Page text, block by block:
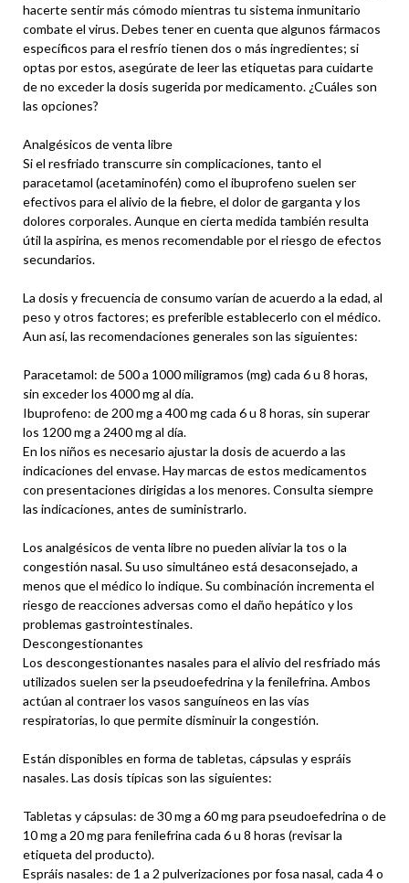
hacerte sentir más cómodo mientras tu sistema inmunitario
combate el virus. Debes tener en cuenta que algunos fármacos
específicos para el resfrío tienen dos o más ingredientes; si
optas por estos, asegúrate de leer las etiquetas para cuidarte
de no exceder la dosis sugerida por medicamento. ¿Cuáles son
las opciones?
Analgésicos de venta libre
Si el resfriado transcurre sin complicaciones, tanto el
paracetamol (acetaminofén) como el ibuprofeno suelen ser
efectivos para el alivio de la fiebre, el dolor de garganta y los
dolores corporales. Aunque en cierta medida también resulta
útil la aspirina, es menos recomendable por el riesgo de efectos
secundarios.
La dosis y frecuencia de consumo varían de acuerdo a la edad, al
peso y otros factores; es preferible establecerlo con el médico.
Aun así, las recomendaciones generales son las siguientes:
Paracetamol: de 500 a 1000 miligramos (mg) cada 6 u 8 horas,
sin exceder los 4000 mg al día.
Ibuprofeno: de 200 mg a 400 mg cada 6 u 8 horas, sin superar
los 1200 mg a 2400 mg al día.
En los niños es necesario ajustar la dosis de acuerdo a las
indicaciones del envase. Hay marcas de estos medicamentos
con presentaciones dirigidas a los menores. Consulta siempre
las indicaciones, antes de suministrarlo.
Los analgésicos de venta libre no pueden aliviar la tos o la
congestión nasal. Su uso simultáneo está desaconsejado, a
menos que el médico lo indique. Su combinación incrementa el
riesgo de reacciones adversas como el daño hepático y los
problemas gastrointestinales.
Descongestionantes
Los descongestionantes nasales para el alivio del resfriado más
utilizados suelen ser la pseudoefedrina y la fenilefrina. Ambos
actúan al contraer los vasos sanguíneos en las vías
respiratorias, lo que permite disminuir la congestión.
Están disponibles en forma de tabletas, cápsulas y espráis
nasales. Las dosis típicas son las siguientes:
Tabletas y cápsulas: de 30 mg a 60 mg para pseudoefedrina o de
10 mg a 20 mg para fenilefrina cada 6 u 8 horas (revisar la
etiqueta del producto).
Espráis nasales: de 1 a 2 pulverizaciones por fosa nasal, cada 4 o